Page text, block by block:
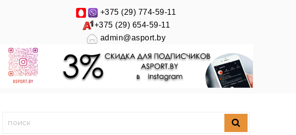
+375 (29) 774-59-11
+375 (29) 654-59-11
admin@asport.by